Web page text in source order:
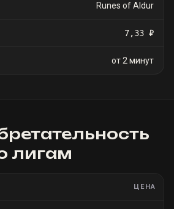
Runes of Aldur
7,33 ₽
от 2 минут
лигам
ЦЕНА